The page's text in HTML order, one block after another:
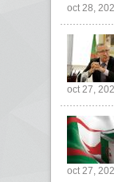
oct 28,
oct 27,
oct 27,